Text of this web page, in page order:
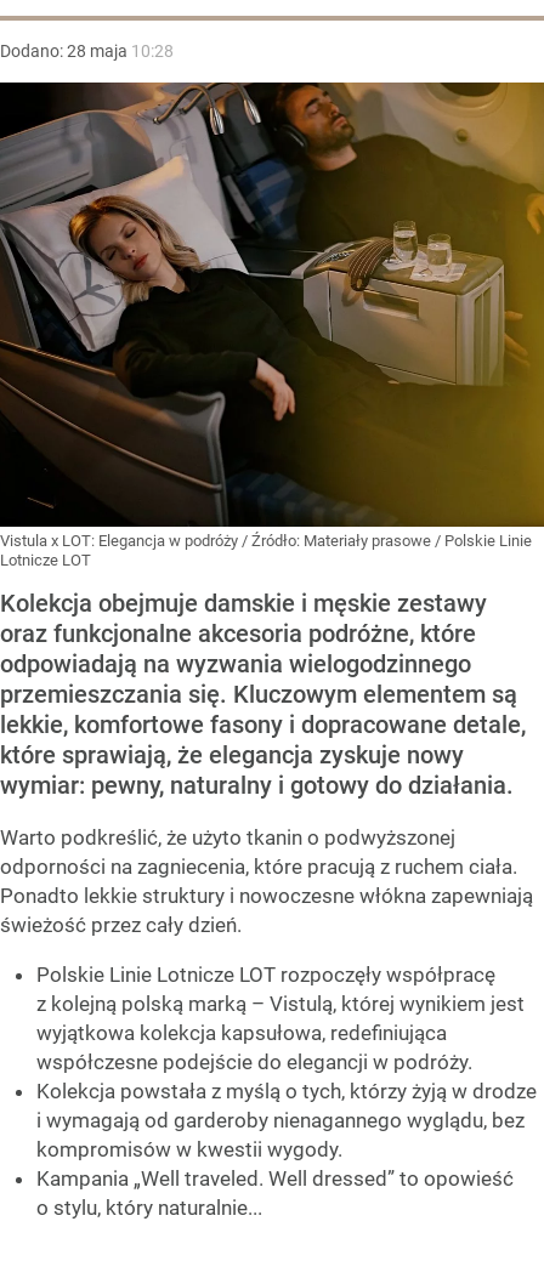
Dodano:28 maja 10:28
Vistula x LOT: Elegancja w podróży / Źródło: Materiały prasowe / Polskie Linie
Lotnicze LOT
Kolekcja obejmuje damskie i męskie zestawy
oraz funkcjonalne akcesoria podróżne, które
odpowiadają na wyzwania wielogodzinnego
przemieszczania się. Kluczowym elementem są
lekkie, komfortowe fasony i dopracowane detale,
które sprawiają, że elegancja zyskuje nowy
wymiar: pewny, naturalny i gotowy do działania.
Warto podkreślić, że użyto tkanin o podwyższonej
odporności na zagniecenia, które pracują z ruchem ciała.
Ponadto lekkie struktury i nowoczesne włókna zapewniają
świeżość przez cały dzień.
Polskie Linie Lotnicze LOT rozpoczęły współpracę
z kolejną polską marką – Vistulą, której wynikiem jest
wyjątkowa kolekcja kapsułowa, redefiniująca
współczesne podejście do elegancji w podróży.
Kolekcja powstała z myślą o tych, którzy żyją w drodze
i wymagają od garderoby nienagannego wyglądu, bez
kompromisów w kwestii wygody.
Kampania „Well traveled. Well dressed” to opowieść
o stylu, który naturalnie...